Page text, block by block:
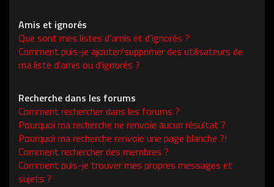
Amis et ignorés
Que sont mes listes d’amis et d’ignorés ?
Comment puis-je ajouter/supprimer des utilisateurs de
ma liste d’amis ou d’ignorés ?
Recherche dans les forums
Comment rechercher dans les forums ?
Pourquoi ma recherche ne renvoie aucun résultat ?
Pourquoi ma recherche renvoie une page blanche ?!
Comment rechercher des membres ?
Comment puis-je trouver mes propres messages et
sujets ?